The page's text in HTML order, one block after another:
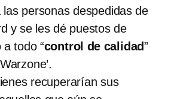
personas despedidas de
y se les dé puestos de
todo “control de calidad”
recuperarían sus